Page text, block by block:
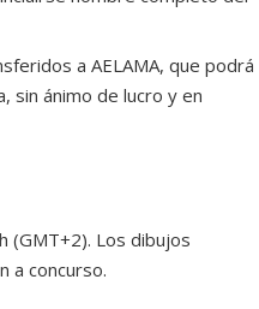
a AELAMA, que podrá
sin ánimo de lucro y en
(GMT+2). Los dibujos
a concurso.